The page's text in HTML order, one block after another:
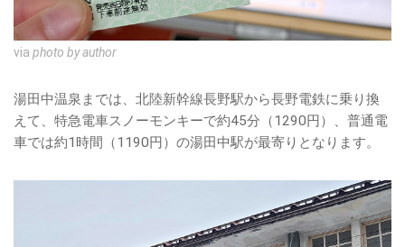
via photo by author
湯田中温泉までは、北陸新幹線長野駅から長野電鉄に乗り換
えて、特急電車スノーモンキーで約45分（1290円）、普通電
車では約1時間（1190円）の湯田中駅が最寄りとなります。